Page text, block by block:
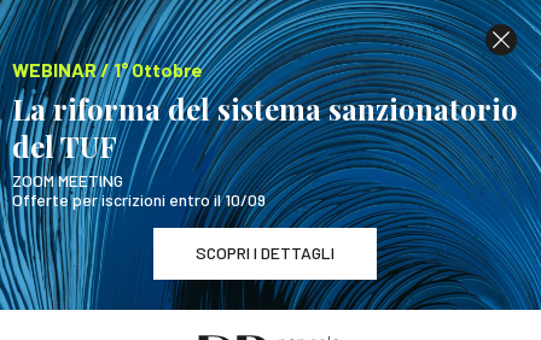
WEBINAR / 1° Ottobre
La riforma del sistema sanzionatorio
del TUF
ZOOM MEETING
Offerte per iscrizioni entro il 10/09
SCOPRI I DETTAGLI